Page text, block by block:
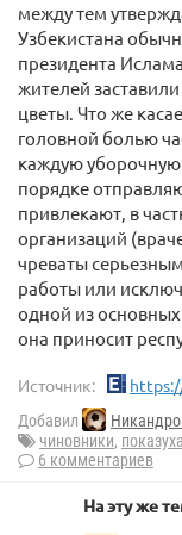
между тем
Узбекистана
президента
жителей
цветы. Что же
головной болью
каждую уборочную
порядке
привлекают, в
организаций
чреваты
работы или
одной из основных
она приносит
Источник:
Добавил
чиновники, показуха
6 комментариев
На эту же